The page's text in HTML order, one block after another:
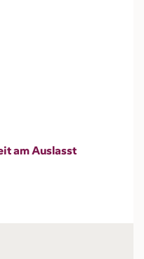
am Auslasst